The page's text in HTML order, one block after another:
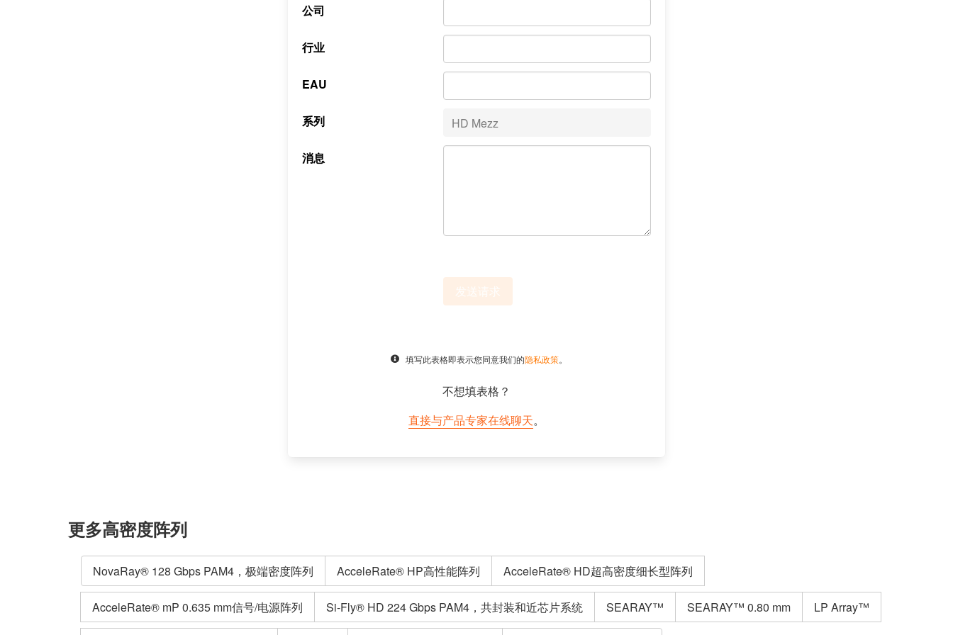
公司
行业
EAU
系列
消息
发送请求
填写此表格即表示您同意我们的隐私政策。
不想填表格？
直接与产品专家在线聊天。
更多高密度阵列
NovaRay® 128 Gbps PAM4，极端密度阵列 AcceleRate® HP高性能阵列 AcceleRate® HD超高密度细长型阵列
AcceleRate® mP 0.635 mm信号/电源阵列 Si-Fly® HD 224 Gbps PAM4，共封装和近芯片系统 SEARAY™ SEARAY™ 0.80 mm LP Array™